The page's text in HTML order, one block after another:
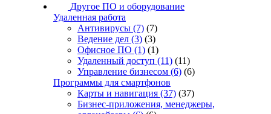
Другое ПО и оборудование
Удаленная работа
Антивирусы (7) (7)
Ведение дел (3) (3)
Офисное ПО (1) (1)
Удаленный доступ (11) (11)
Управление бизнесом (6) (6)
Программы для смартфонов
Карты и навигация (37) (37)
Бизнес-приложения, менеджеры,